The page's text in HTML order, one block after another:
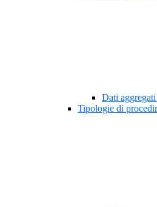
Dati
Tipologie di